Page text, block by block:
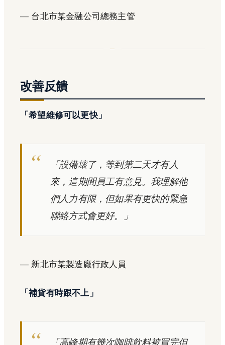
— 台北市某金融公司總務主管
改善反饋
「希望維修可以更快」
「設備壞了，等到第二天才有人
來，這期間員工有意見。我理解他
們人力有限，但如果有更快的緊急
聯絡方式會更好。」
— 新北市某製造廠行政人員
「補貨有時跟不上」
「高峰期有幾次咖啡飲料被買完但